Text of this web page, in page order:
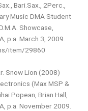
Bari.Sax., 2Perc.,
Music DMA Student
Showcase,
p.a. March 3, 2009.
item/29860
Snow Lion (2008)
(Max MSP &
Popean, Brian Hall,
p.a. November 2009.